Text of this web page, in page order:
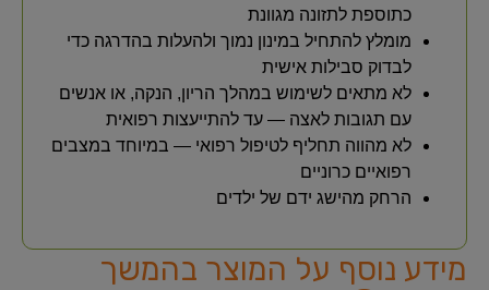
כתוספת לתזונה מגוונת
מומלץ להתחיל במינון נמוך ולהעלות בהדרגה כדי
לבדוק סבילות אישית
לא מתאים לשימוש במהלך הריון, הנקה, או אנשים
עם תגובות לאצה — עד להתייעצות רפואית
לא מהווה תחליף לטיפול רפואי — במיוחד במצבים
רפואיים כרוניים
הרחק מהישג ידם של ילדים
מידע נוסף על המוצר בהמשך